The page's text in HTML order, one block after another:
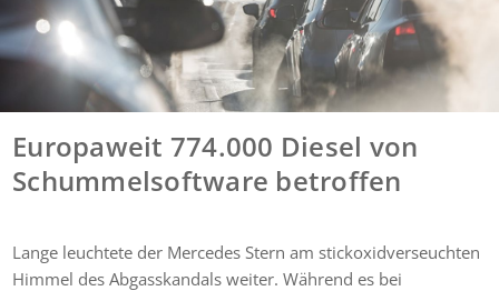
Europaweit 774.000 Diesel von
Schummelsoftware betroffen
Lange leuchtete der Mercedes Stern am stickoxidverseuchten
Himmel des Abgasskandals weiter. Während es bei